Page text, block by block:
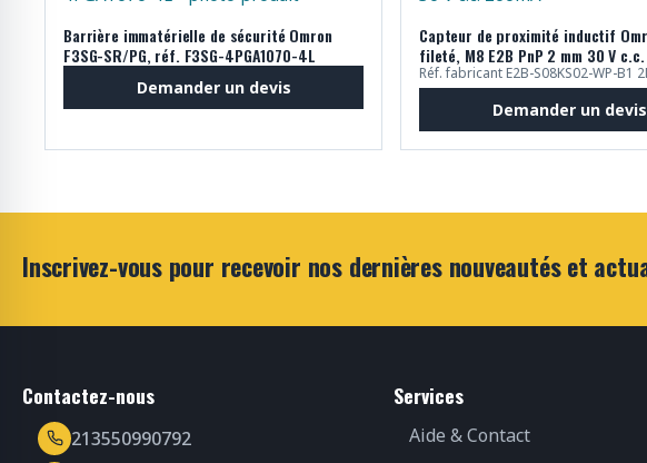
Barrière immatérielle de sécurité Omron
F3SG-SR/PG, réf. F3SG-4PGA1070-4L
Demander un devis
Capteur de proximité inductif
fileté, M8 E2B PnP 2 mm 30 V
Réf. fabricant E2B-S08KS02-WP-B1
Demander un devis
Inscrivez-vous pour recevoir nos dernières nouveautés et
Contactez-nous
213550990792
Services
Aide & Contact